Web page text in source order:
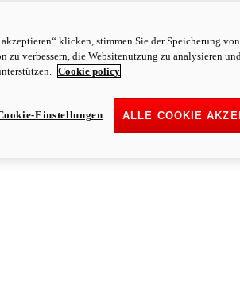
klicken, stimmen Sie der Speicherung
zu verbessern, die Websitenutzung zu analysieren
Cookie policy
ALLE COOKIE
Einstellungen